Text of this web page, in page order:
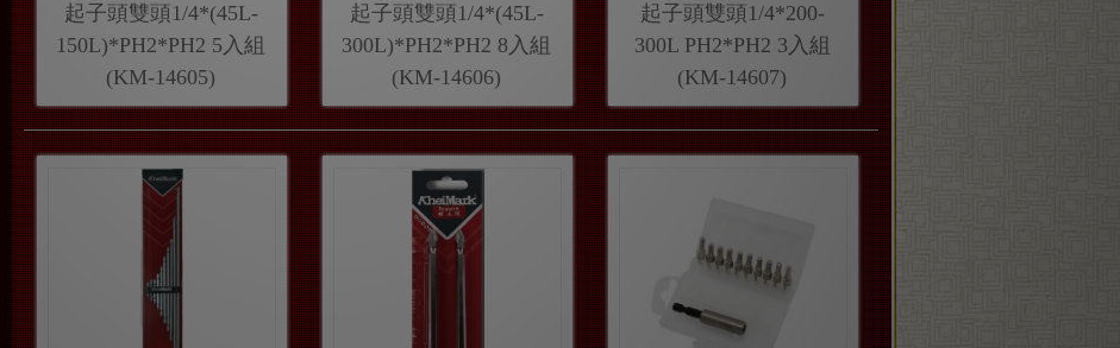
起子頭雙頭1/4*(45L-
150L)*PH2*PH2 5入組
(KM-14605)
起子頭雙頭1/4*(45L-
300L)*PH2*PH2 8入組
(KM-14606)
起子頭雙頭1/4*200-
300L PH2*PH2 3入組
(KM-14607)